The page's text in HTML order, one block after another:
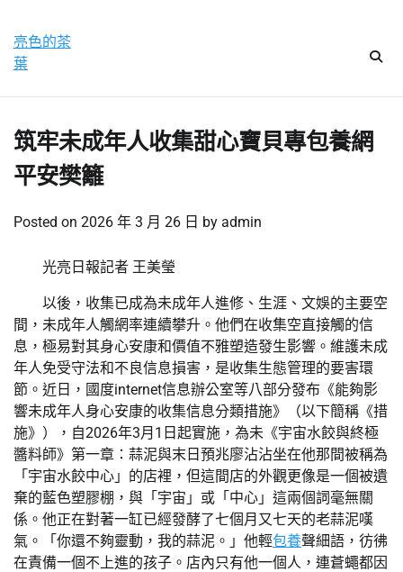
content
亮色的茶
葉
筑牢未成年人收集甜心寶貝專包養網
平安樊籬
Posted on 2026 年 3 月 26 日 by admin
光亮日報記者 王美瑩
以後，收集已成為未成年人進修、生涯、文娛的主要空
間，未成年人觸網率連續攀升。他們在收集空直接觸的信
息，極易對其身心安康和價值不雅塑造發生影響。維護未成
年人免受守法和不良信息損害，是收集生態管理的要害環
節。近日，國度internet信息辦公室等八部分發布《能夠影
響未成年人身心安康的收集信息分類措施》（以下簡稱《措
施》），自2026年3月1日起實施，為未《宇宙水餃與終極
醬料師》第一章：蒜泥與末日預兆廖沾沾坐在他那間被稱為
「宇宙水餃中心」的店裡，但這間店的外觀更像是一個被遺
棄的藍色塑膠棚，與「宇宙」或「中心」這兩個詞毫無關
係。他正在對著一缸已經發酵了七個月又七天的老蒜泥嘆
氣。「你還不夠靈動，我的蒜泥。」他輕包養聲細語，彷彿
在責備一個不上進的孩子。店內只有他一個人，連蒼蠅都因